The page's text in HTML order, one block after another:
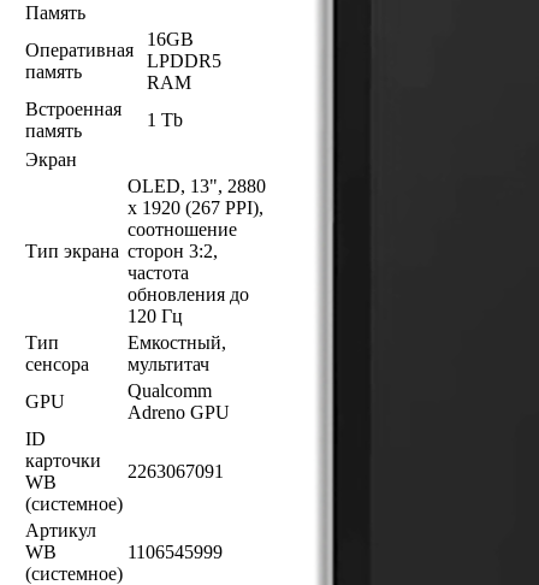
Память
Оперативная
память
16GB
LPDDR5
RAM
Встроенная
память
1 Tb
Экран
Тип экрана
OLED, 13", 2880
x 1920 (267 PPI),
соотношение
сторон 3:2,
частота
обновления до
120 Гц
Тип
сенсора
Емкостный,
мультитач
GPU
Qualcomm
Adreno GPU
ID
карточки
WB
(системное)
2263067091
Артикул
WB
(системное)
1106545999